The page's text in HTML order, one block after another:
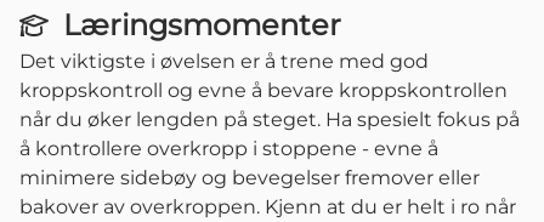
Læringsmomenter
Det viktigste i øvelsen er å trene med god
kroppskontroll og evne å bevare kroppskontrollen
når du øker lengden på steget. Ha spesielt fokus på
å kontrollere overkropp i stoppene - evne å
minimere sidebøy og bevegelser fremover eller
bakover av overkroppen. Kjenn at du er helt i ro når